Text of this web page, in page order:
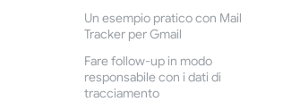
Un esempio pratico con Mail
Tracker per Gmail
Fare follow-up in modo
responsabile con i dati di
tracciamento